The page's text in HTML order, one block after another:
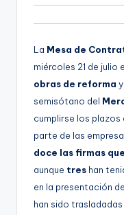
La Mesa de
miércoles 21 de julio
obras de reforma y
semisótano del
cumplirse los
parte de las
doce las firmas
aunque tres han
en la presentación
han sido